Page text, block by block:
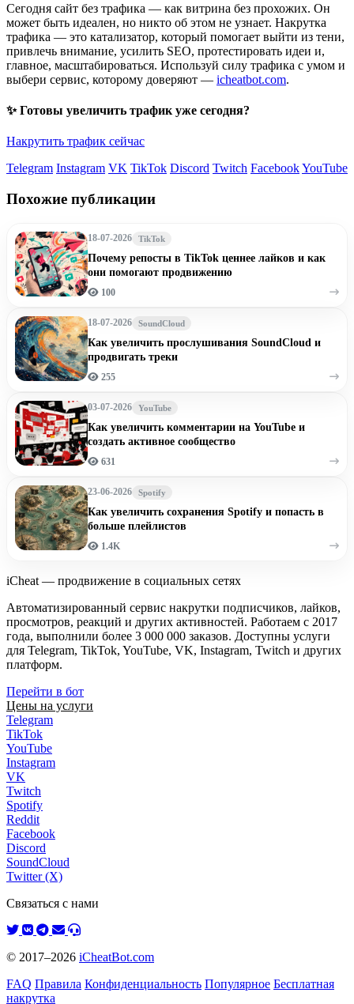
Сегодня сайт без трафика — как витрина без прохожих. Он
может быть идеален, но никто об этом не узнает. Накрутка
трафика — это катализатор, который помогает выйти из тени,
привлечь внимание, усилить SEO, протестировать идеи и,
главное, масштабироваться. Используй силу трафика с умом и
выбери сервис, которому доверяют — icheatbot.com.
✨ Готовы увеличить трафик уже сегодня?
Накрутить трафик сейчас
Telegram Instagram VK TikTok Discord Twitch FacebookYouTube
Похожие публикации
18-07-2026 TikTok
Почему репосты в TikTok ценнее лайков и как
они помогают продвижению
100
18-07-2026 SoundCloud
Как увеличить прослушивания SoundCloud и
продвигать треки
255
03-07-2026 YouTube
Как увеличить комментарии на YouTube и
создать активное сообщество
631
23-06-2026 Spotify
Как увеличить сохранения Spotify и попасть в
больше плейлистов
1.4K
iCheat — продвижение в социальных сетях
Автоматизированный сервис накрутки подписчиков, лайков,
просмотров, реакций и других активностей. Работаем с 2017
года, выполнили более 3 000 000 заказов. Доступны услуги
для Telegram, TikTok, YouTube, VK, Instagram, Twitch и других
платформ.
Перейти в бот
Цены на услуги
Telegram
TikTok
YouTube
Instagram
VK
Twitch
Spotify
Reddit
Facebook
Discord
SoundCloud
Twitter (X)
Связаться с нами
© 2017–2026 iCheatBot.com
FAQ Правила Конфиденциальность Популярное Бесплатная
накрутка